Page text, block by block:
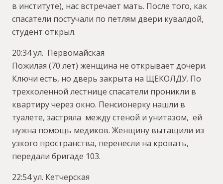
в институте), нас встречает мать. После того, как
спасатели постучали по петлям двери кувалдой,
студент открыл.
20:34 ул. Первомайская
Пожилая (70 лет) женщина не открывает дочери.
Ключи есть, но дверь закрыта на ЩЕКОЛДУ. По
трехколенной лестнице спасатели проникли в
квартиру через окно. Пенсионерку нашли в
туалете, застряла между стеной и унитазом, ей
нужна помощь медиков. Женщину вытащили из
узкого пространства, перенесли на кровать,
передали бригаде 103.
22:54 ул. Кетчерская